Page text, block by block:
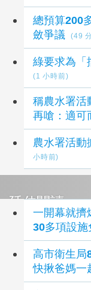
總預算200
斂爭議
(49
綠要求為
(1 小時前)
稱農水署活
再嗆：適可
農水署活動
小時前)
延伸閱讀
一開幕就
30多項設
高市衛生局
快揪爸媽一